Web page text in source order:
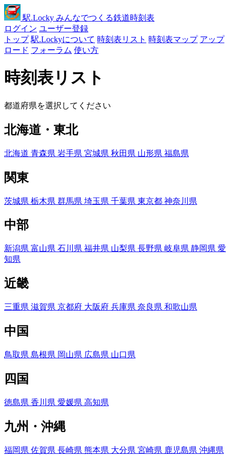
駅.Locky みんなでつくる鉄道時刻表
ログイン ユーザー登録
トップ 駅.Lockyについて 時刻表リスト 時刻表マップ アップ
ロード フォーラム 使い方
時刻表リスト
都道府県を選択してください
北海道・東北
北海道 青森県 岩手県 宮城県 秋田県 山形県 福島県
関東
茨城県 栃木県 群馬県 埼玉県 千葉県 東京都 神奈川県
中部
新潟県 富山県 石川県 福井県 山梨県 長野県 岐阜県 静岡県 愛
知県
近畿
三重県 滋賀県 京都府 大阪府 兵庫県 奈良県 和歌山県
中国
鳥取県 島根県 岡山県 広島県 山口県
四国
徳島県 香川県 愛媛県 高知県
九州・沖縄
福岡県 佐賀県 長崎県 熊本県 大分県 宮崎県 鹿児島県 沖縄県